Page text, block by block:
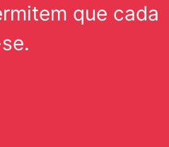
que cada